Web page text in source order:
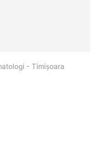
- Timişoara